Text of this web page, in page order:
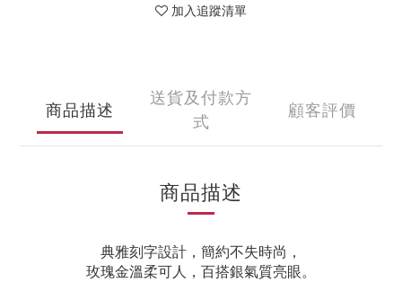
加入追蹤清單
商品描述
送貨及付款方
式
顧客評價
商品描述
典雅刻字設計，簡約不失時尚，
玫瑰金溫柔可人，百搭銀氣質亮眼。